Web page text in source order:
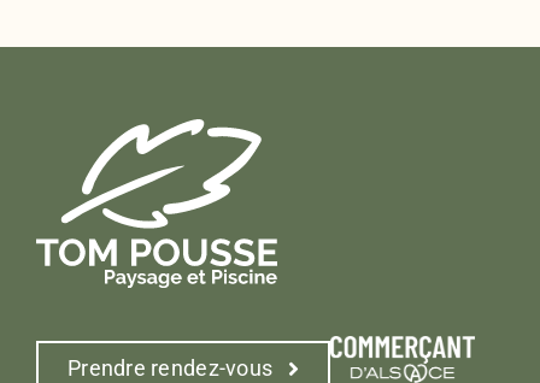
Prendre rendez-vous